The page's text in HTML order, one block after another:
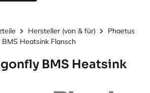
Hersteller (von & für)
Phaetus
Heatsink Flansch
BMS Heatsink